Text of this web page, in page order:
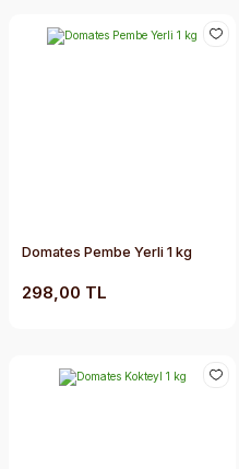
Domates Pembe Yerli 1 kg
298,00 TL